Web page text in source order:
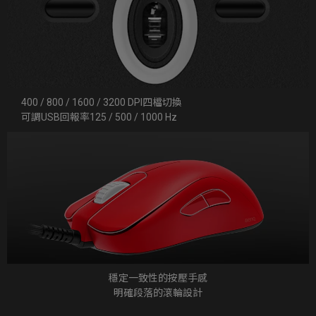
400 / 800 / 1600 / 3200 DPI四檔切換
可調USB回報率125 / 500 / 1000 Hz
穩定一致性的按壓手感
明確段落的滾輪設計